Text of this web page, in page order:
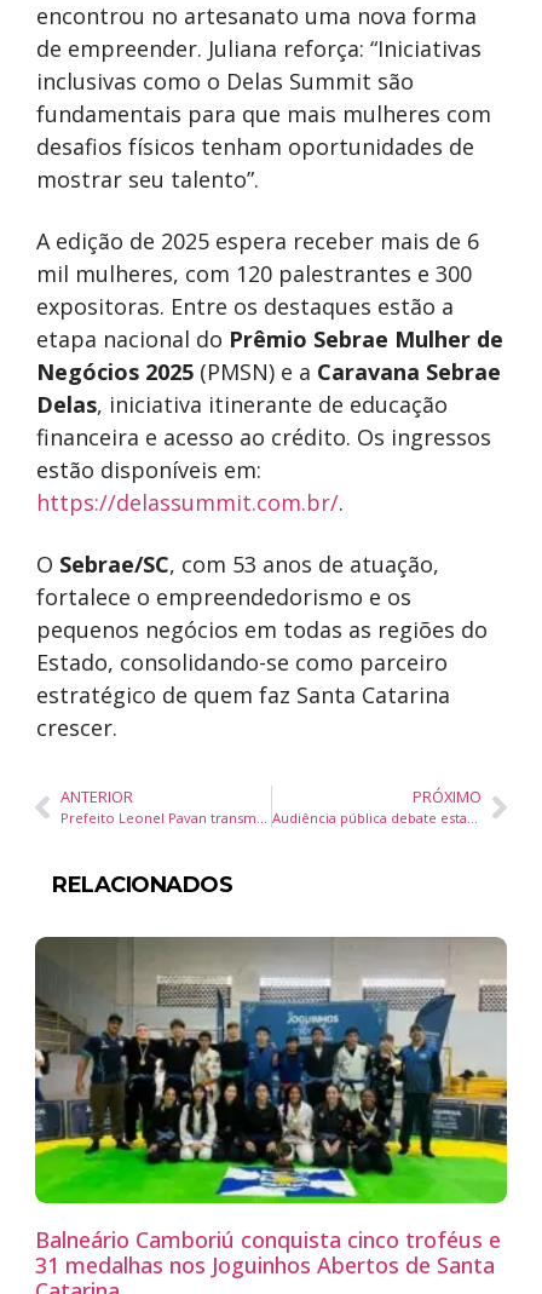
encontrou no artesanato uma nova forma
de empreender. Juliana reforça: “Iniciativas
inclusivas como o Delas Summit são
fundamentais para que mais mulheres com
desafios físicos tenham oportunidades de
mostrar seu talento”.
A edição de 2025 espera receber mais de 6
mil mulheres, com 120 palestrantes e 300
expositoras. Entre os destaques estão a
etapa nacional do Prêmio Sebrae Mulher de
Negócios 2025 (PMSN) e a Caravana Sebrae
Delas, iniciativa itinerante de educação
financeira e acesso ao crédito. Os ingressos
estão disponíveis em:
https://delassummit.com.br/.
O Sebrae/SC, com 53 anos de atuação,
fortalece o empreendedorismo e os
pequenos negócios em todas as regiões do
Estado, consolidando-se como parceiro
estratégico de quem faz Santa Catarina
crescer.
ANTERIOR
Prefeito Leonel Pavan transmite cargo ao vice-prefeito Jozias Osmar da Silva em Camboriú
PRÓXIMO
Audiência pública debate estadualização do Hospital Ruth Cardoso em Balneário Camboriú
RELACIONADOS
Balneário Camboriú conquista cinco troféus e
31 medalhas nos Joguinhos Abertos de Santa